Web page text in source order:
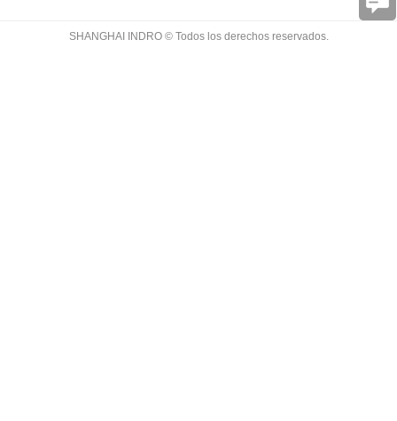
SHANGHAI INDRO © Todos los derechos reservados.